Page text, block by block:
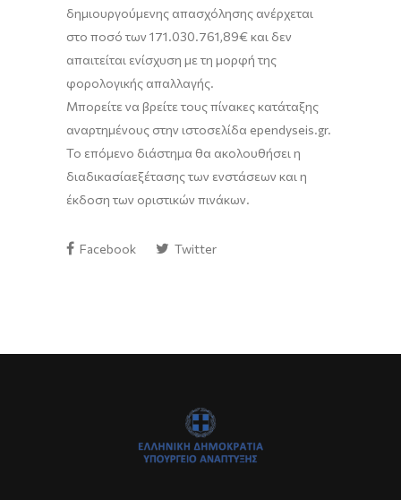
δημιουργούμενης απασχόλησης ανέρχεται
στο ποσό των 171.030.761,89€και δεν
απαιτείται ενίσχυση με τη μορφή της
φορολογικής απαλλαγής.
Μπορείτε να βρείτε τους πίνακεςκατάταξης
αναρτημένους στην ιστοσελίδα ependyseis.gr.
Το επόμενο διάστημα θα ακολουθήσει η
διαδικασίαεξέτασης των ενστάσεων και η
έκδοση των οριστικών πινάκων.
Facebook Twitter